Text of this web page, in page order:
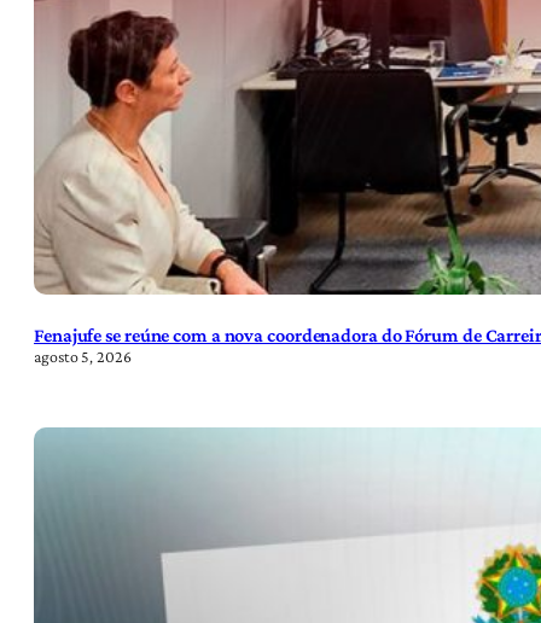
Fenajufe se reúne com a nova coordenadora do Fórum de
agosto 5, 2026